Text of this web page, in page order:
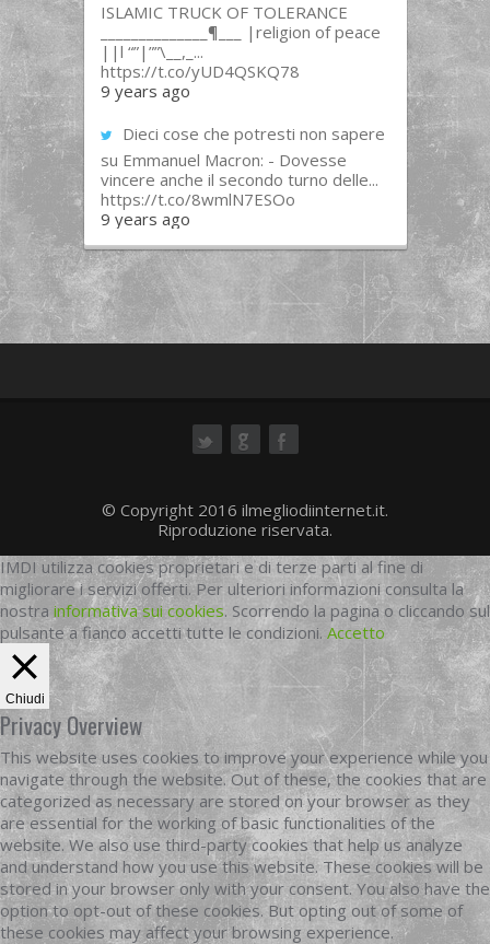
ISLAMIC TRUCK OF TOLERANCE
______________¶___ |religion of peace
||l “”|””\__,_...
https://t.co/yUD4QSKQ78
9 years ago
Dieci cose che potresti non sapere
su Emmanuel Macron: - Dovesse
vincere anche il secondo turno delle...
https://t.co/8wmlN7ESOo
9 years ago
© Copyright 2016 ilmegliodiinternet.it.
Riproduzione riservata.
IMDI utilizza cookies proprietari e di terze parti al fine di
migliorare i servizi offerti. Per ulteriori informazioni consulta la
nostra informativa sui cookies. Scorrendo la pagina o cliccando sul
pulsante a fianco accetti tutte le condizioni. Accetto
Chiudi
Privacy Overview
This website uses cookies to improve your experience while you
navigate through the website. Out of these, the cookies that are
categorized as necessary are stored on your browser as they
are essential for the working of basic functionalities of the
website. We also use third-party cookies that help us analyze
and understand how you use this website. These cookies will be
stored in your browser only with your consent. You also have the
option to opt-out of these cookies. But opting out of some of
these cookies may affect your browsing experience.